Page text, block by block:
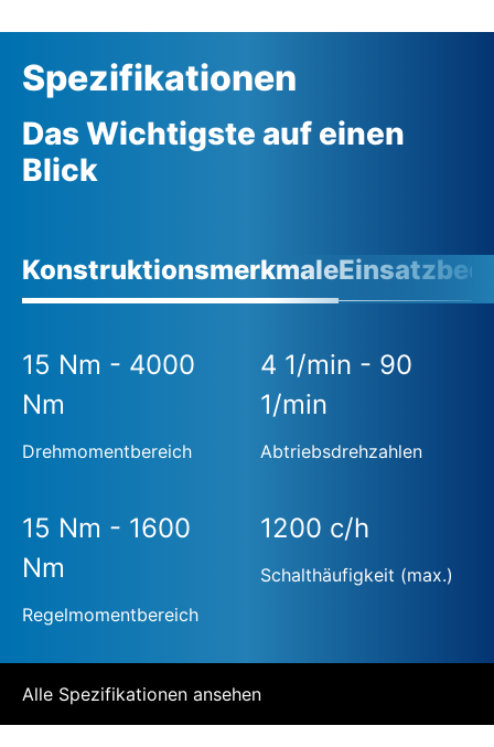
Spezifikationen
Das Wichtigste auf einen
Blick
Konstruktionsmerkmale
15 Nm - 4000
Nm
Drehmomentbereich
4 1/min - 90
1/min
Abtriebsdrehzahlen
15 Nm - 1600
Nm
Regelmomentbereich
1200 c/h
Schalthäufigkeit (max.)
Alle Spezifikationen ansehen